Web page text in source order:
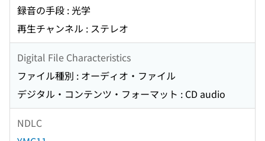
録音の手段 : 光学
再生チャンネル : ステレオ
Digital File Characteristics
ファイル種別 : オーディオ・ファイル
デジタル・コンテンツ・フォーマット : CD audio
NDLC